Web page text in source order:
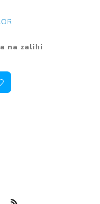
na zalihi